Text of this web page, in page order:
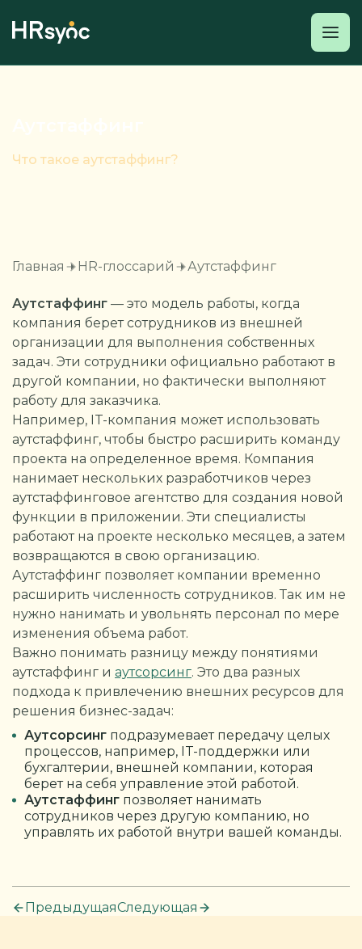
Что такое аутстаффинг?
Главная HR-глоссарий Аутстаффинг
Аутстаффинг — это модель работы, когда
компания берет сотрудников из внешней
организации для выполнения собственных
задач. Эти сотрудники официально работают в
другой компании, но фактически выполняют
работу для заказчика.
Например, IT-компания может использовать
аутстаффинг, чтобы быстро расширить команду
проекта на определенное время. Компания
нанимает нескольких разработчиков через
аутстаффинговое агентство для создания новой
функции в приложении. Эти специалисты
работают на проекте несколько месяцев, а затем
возвращаются в свою организацию.
Аутстаффинг позволяет компании временно
расширить численность сотрудников. Так им не
нужно нанимать и увольнять персонал по мере
изменения объема работ.
Важно понимать разницу между понятиями
аутстаффинг и аутсорсинг. Это два разных
подхода к привлечению внешних ресурсов для
решения бизнес-задач:
Аутсорсинг подразумевает передачу целых
процессов, например, IT-поддержки или
бухгалтерии, внешней компании, которая
берет на себя управление этой работой.
Аутстаффинг позволяет нанимать
сотрудников через другую компанию, но
управлять их работой внутри вашей команды.
ПредыдущаяСледующая